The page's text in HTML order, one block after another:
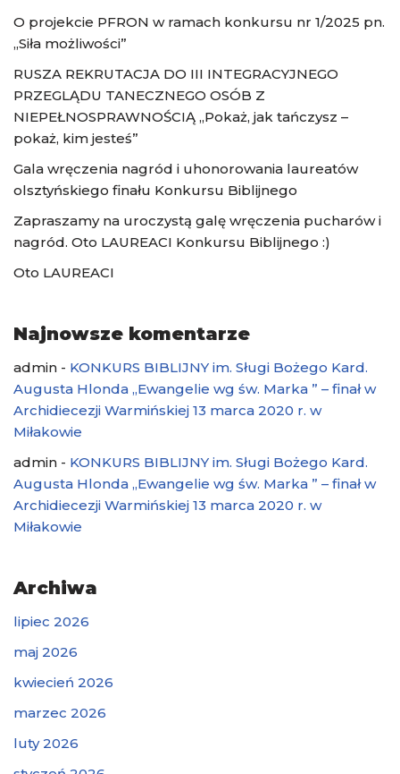
O projekcie PFRON w ramach konkursu nr 1/2025 pn.
„Siła możliwości”
RUSZA REKRUTACJA DO III INTEGRACYJNEGO
PRZEGLĄDU TANECZNEGO OSÓB Z
NIEPEŁNOSPRAWNOŚCIĄ „Pokaż, jak tańczysz –
pokaż, kim jesteś”
Gala wręczenia nagród i uhonorowania laureatów
olsztyńskiego finału Konkursu Biblijnego
Zapraszamy na uroczystą galę wręczenia pucharów i
nagród. Oto LAUREACI Konkursu Biblijnego :)
Oto LAUREACI
Najnowsze komentarze
admin - KONKURS BIBLIJNY im. Sługi Bożego Kard.
Augusta Hlonda „Ewangelie wg św. Marka ” – finał w
Archidiecezji Warmińskiej 13 marca 2020 r. w
Miłakowie
admin - KONKURS BIBLIJNY im. Sługi Bożego Kard.
Augusta Hlonda „Ewangelie wg św. Marka ” – finał w
Archidiecezji Warmińskiej 13 marca 2020 r. w
Miłakowie
Archiwa
lipiec 2026
maj 2026
kwiecień 2026
marzec 2026
luty 2026